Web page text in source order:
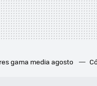
gama media agosto